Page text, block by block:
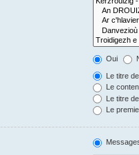
Oui
Le titre
Le
Le titre
Le